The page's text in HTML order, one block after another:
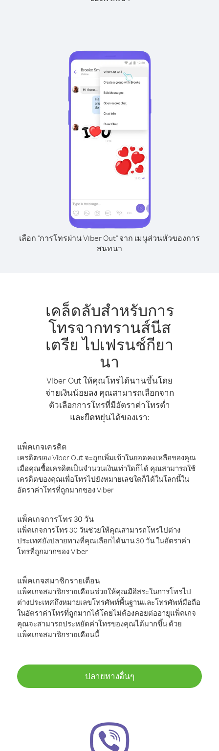
เลือก "การโทรผ่าน Viber Out" จาก เมนูส่วนหัวของการ
สนทนา
เคล็ดลับสำหรับการ
โทรจากทรานส์นีส
เตรีย ไปเฟรนช์กียา
นา
Viber Out ให้คุณโทรได้นานขึ้นโดย
จ่ายเงินน้อยลง คุณสามารถเลือกจาก
ตัวเลือกการโทรที่มีอัตราค่าโทรต่ำ
และยืดหยุ่นได้ของเรา:
แพ็คเกจเครดิต
เครดิตของ Viber Out จะถูกเพิ่มเข้าในยอดคงเหลือของคุณ
เมื่อคุณซื้อเครดิตเป็นจำนวนเงินเท่าใดก็ได้ คุณสามารถใช้
เครดิตของคุณเพื่อโทรไปยังหมายเลขใดก็ได้ในโลกนี้ใน
อัตราค่าโทรที่ถูกมากของ Viber
แพ็คเกจการโทร 30 วัน
แพ็คเกจการโทร 30 วันช่วยให้คุณสามารถโทรไปต่าง
ประเทศยังปลายทางที่คุณเลือกได้นาน 30 วัน ในอัตราค่า
โทรที่ถูกมากของ Viber
แพ็คเกจสมาชิกรายเดือน
แพ็คเกจสมาชิกรายเดือนช่วยให้คุณมีอิสระในการโทรไป
ต่างประเทศถึงหมายเลขโทรศัพท์พื้นฐานและโทรศัพท์มือถือ
ในอัตราค่าโทรที่ถูกมากได้โดยไม่ต้องคอยต่ออายุแพ็คเกจ
คุณจะสามารถประหยัดค่าโทรของคุณได้มากขึ้น ด้วย
แพ็คเกจสมาชิกรายเดือนนี้
ปลายทางอื่นๆ